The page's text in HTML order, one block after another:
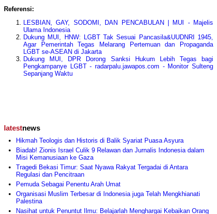
Referensi:
LESBIAN, GAY, SODOMI, DAN PENCABULAN | MUI - Majelis
Ulama Indonesia
Dukung MUI, HNW: LGBT Tak Sesuai Pancasila&UUDNRI 1945,
Agar Pemerintah Tegas Melarang Pertemuan dan Propaganda
LGBT se-ASEAN di Jakarta
Dukung MUI, DPR Dorong Sanksi Hukum Lebih Tegas bagi
Pengkampanye LGBT - radarpalu.jawapos.com - Monitor Sulteng
Sepanjang Waktu
latestnews
Hikmah Teologis dan Historis di Balik Syariat Puasa Asyura
Biadab! Zionis Israel Culik 9 Relawan dan Jurnalis Indonesia dalam
Misi Kemanusiaan ke Gaza
Tragedi Bekasi Timur: Saat Nyawa Rakyat Tergadai di Antara
Regulasi dan Pencitraan
Pemuda Sebagai Penentu Arah Umat
Organisasi Muslim Terbesar di Indonesia juga Telah Mengkhianati
Palestina
Nasihat untuk Penuntut Ilmu: Belajarlah Menghargai Kebaikan Orang